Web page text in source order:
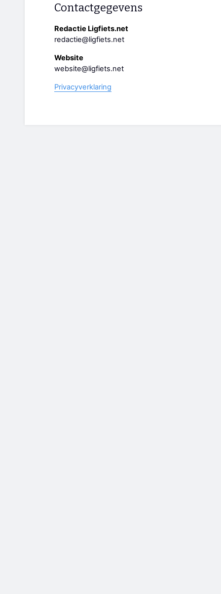
Contactgegevens
Redactie Ligfiets.net
redactie@ligfiets.net
Website
website@ligfiets.net
Privacyverklaring